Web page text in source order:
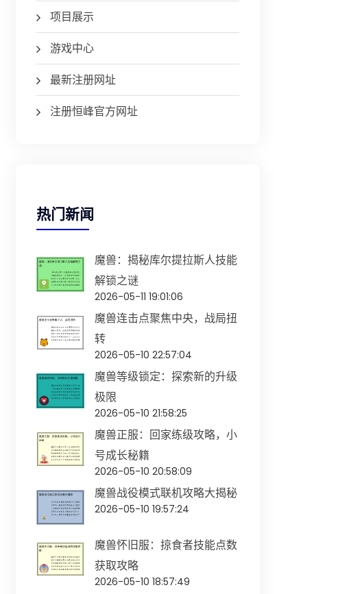
项目展示
游戏中心
最新注册网址
注册恒峰官方网址
热门新闻
魔兽：揭秘库尔提拉斯人技能
解锁之谜
2026-05-11 19:01:06
魔兽连击点聚焦中央，战局扭
转
2026-05-10 22:57:04
魔兽等级锁定：探索新的升级
极限
2026-05-10 21:58:25
魔兽正服：回家练级攻略，小
号成长秘籍
2026-05-10 20:58:09
魔兽战役模式联机攻略大揭秘
2026-05-10 19:57:24
魔兽怀旧服：掠食者技能点数
获取攻略
2026-05-10 18:57:49